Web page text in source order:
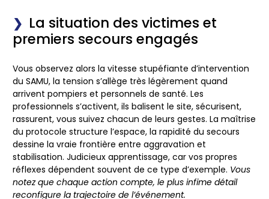
La situation des victimes et
premiers secours engagés
Vous observez alors la vitesse stupéfiante d’intervention
du SAMU, la tension s’allège très légèrement quand
arrivent pompiers et personnels de santé. Les
professionnels s’activent, ils balisent le site, sécurisent,
rassurent, vous suivez chacun de leurs gestes. La maîtrise
du protocole structure l’espace, la rapidité du secours
dessine la vraie frontière entre aggravation et
stabilisation. Judicieux apprentissage, car vos propres
réflexes dépendent souvent de ce type d’exemple. Vous
notez que chaque action compte, le plus infime détail
reconfigure la trajectoire de l’événement.